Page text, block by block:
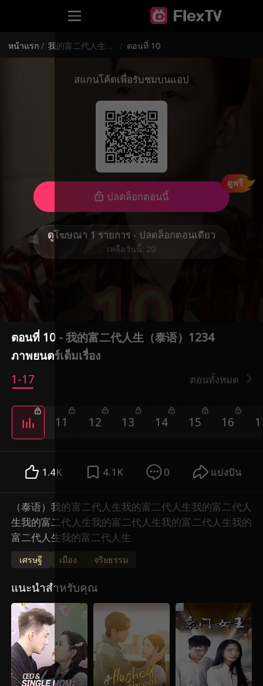
หน้าแรก / 我的富二代人生（泰语）1234 / ตอนที่ 10
สแกนโค้ดเพื่อรับชมบนแอป
ปลดล็อกตอนนี้
ดูฟรี
ดูโฆษณา 1 รายการ - ปลดล็อกตอนเดียว
เหลือวันนี้: 20
ตอนที่ 10 - 我的富二代人生（泰语）1234
ภาพยนตร์เต็มเรื่อง
1-17
ตอนทั้งหมด
11 12 13 14 15 16
1.4K 4.1K 0 แบ่งปัน
（泰语）我的富二代人生我的富二代人生我的富二代人
生我的富二代人生我的富二代人生我的富二代人生我的
富二代人生我的富二代人生
เศรษฐี เมือง จริยธรรม
แนะนำสำหรับคุณ